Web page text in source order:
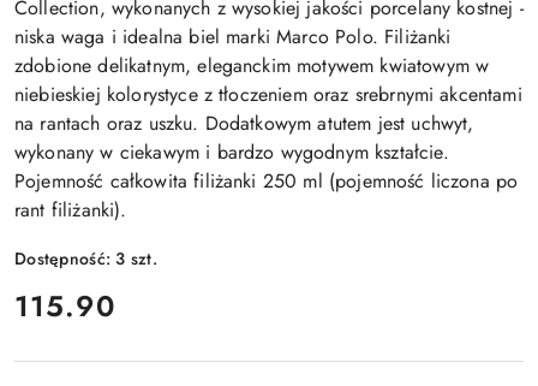
Collection, wykonanych z wysokiej jakości porcelany kostnej -
niska waga i idealna biel marki Marco Polo. Filiżanki
zdobione delikatnym, eleganckim motywem kwiatowym w
niebieskiej kolorystyce z tłoczeniem oraz srebrnymi akcentami
na rantach oraz uszku. Dodatkowym atutem jest uchwyt,
wykonany w ciekawym i bardzo wygodnym kształcie.
Pojemność całkowita filiżanki 250 ml (pojemność liczona po
rant filiżanki).
Dostępność:3 szt.
cena:
115.90